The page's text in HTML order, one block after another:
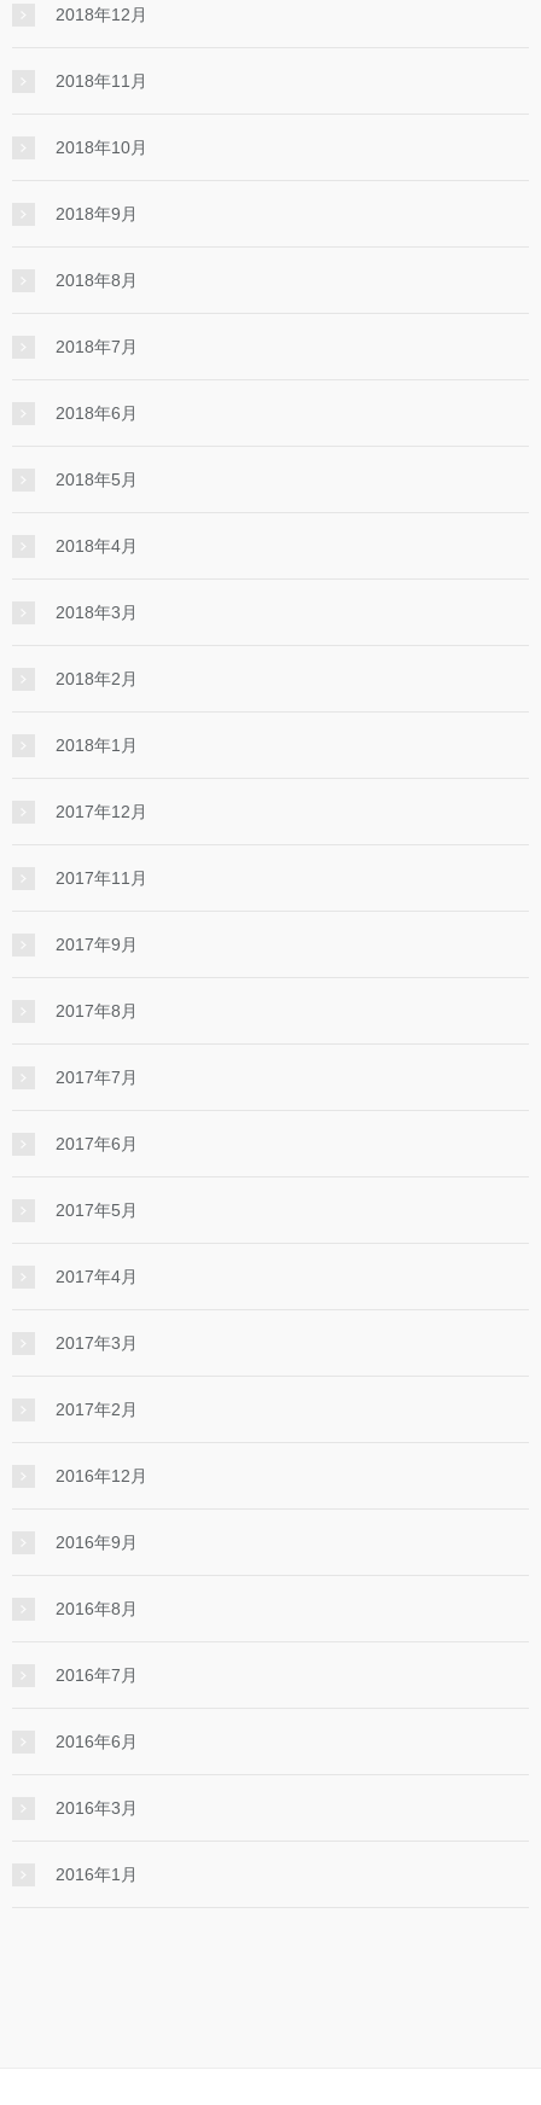
2018年12月
2018年11月
2018年10月
2018年9月
2018年8月
2018年7月
2018年6月
2018年5月
2018年4月
2018年3月
2018年2月
2018年1月
2017年12月
2017年11月
2017年9月
2017年8月
2017年7月
2017年6月
2017年5月
2017年4月
2017年3月
2017年2月
2016年12月
2016年9月
2016年8月
2016年7月
2016年6月
2016年3月
2016年1月